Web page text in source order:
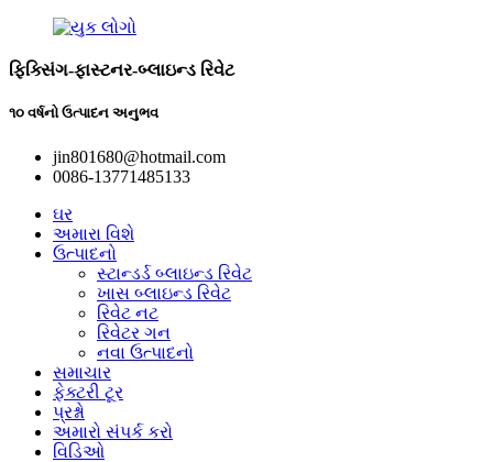
ફિક્સિંગ-ફાસ્ટનર-બ્લાઇન્ડ રિવેટ
૧૦ વર્ષનો ઉત્પાદન અનુભવ
jin801680@hotmail.com
0086-13771485133
ઘર
અમારા વિશે
ઉત્પાદનો
સ્ટાન્ડર્ડ બ્લાઇન્ડ રિવેટ
ખાસ બ્લાઇન્ડ રિવેટ
રિવેટ નટ
રિવેટર ગન
નવા ઉત્પાદનો
સમાચાર
ફેક્ટરી ટૂર
પ્રશ્નો
અમારો સંપર્ક કરો
વિડિઓ